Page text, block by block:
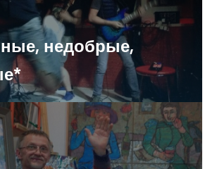
«Колесом обозрения» за 72,5
подводят под банкротство
Теперь это - частная школа
недобрые,